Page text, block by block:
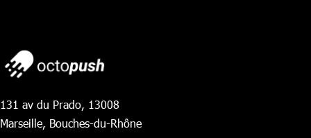
131 av du Prado, 13008
Marseille, Bouches-du-Rhône